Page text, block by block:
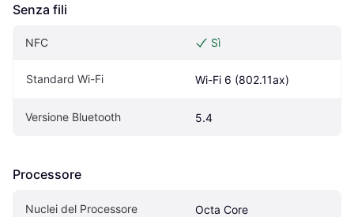
Senza fili
NFC Sì
Standard Wi-Fi Wi-Fi 6 (802.11ax)
Versione Bluetooth 5.4
Processore
Nuclei del Processore Octa Core